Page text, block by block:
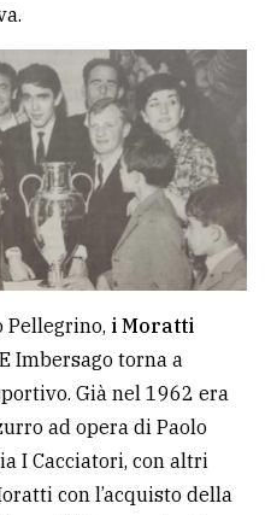
Pellegrino, i Moratti
Imbersago torna a
Già nel 1962 era
ad opera di Paolo
I Cacciatori, con altri
con l’acquisto della